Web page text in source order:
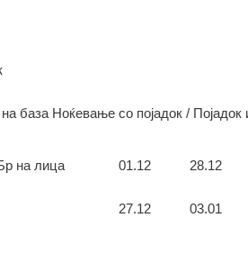
база Ноќевање со појадок / Појадок
на лица 01.12
27.12
28.12
03.01